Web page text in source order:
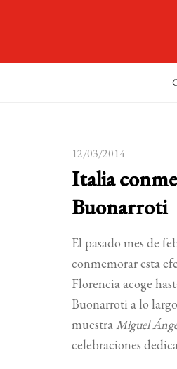
12/03/2014
Italia
Buonarroti
El pasado mes de
conmemorar esta
Florencia acoge
Buonarroti a lo
muestraMiguel
celebraciones